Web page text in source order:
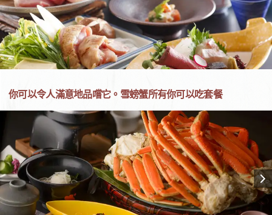
你可以令人滿意地品嚐它。雪螃蟹所有你可以吃套餐